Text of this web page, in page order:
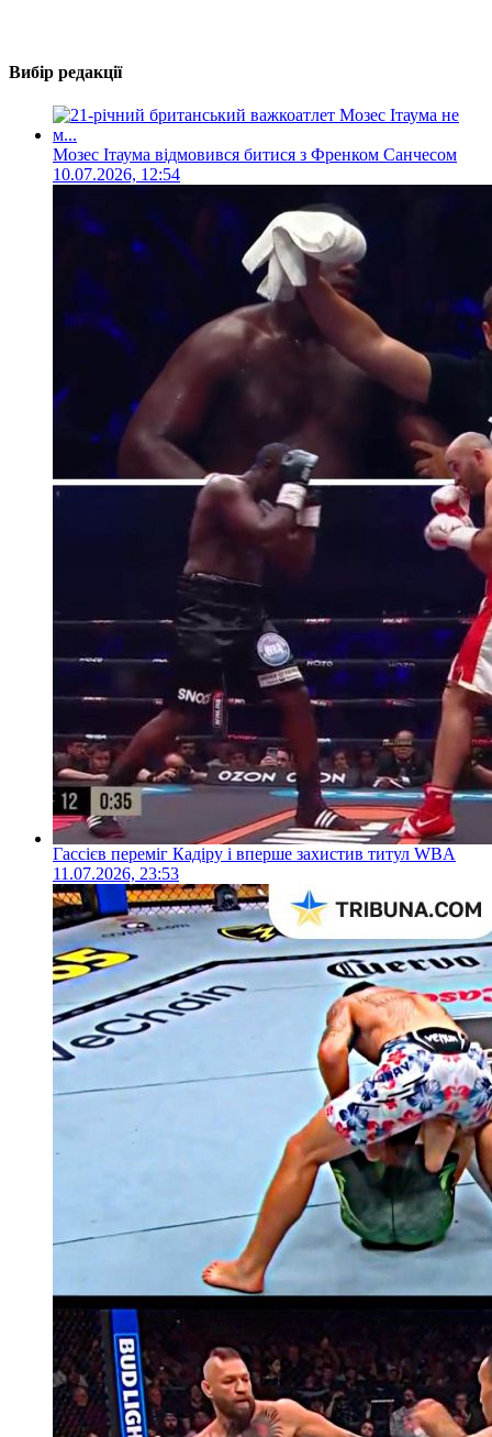
Вибір редакції
Мозес Ітаума відмовився битися з Френком Санчесом
10.07.2026, 12:54
Гассієв переміг Кадіру і вперше захистив титул WBA
11.07.2026, 23:53